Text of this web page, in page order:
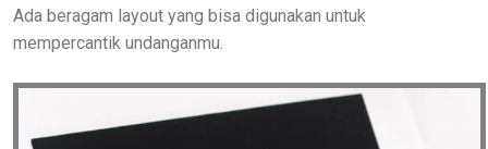
Ada beragam layout yang bisa digunakan untuk
mempercantik undanganmu.